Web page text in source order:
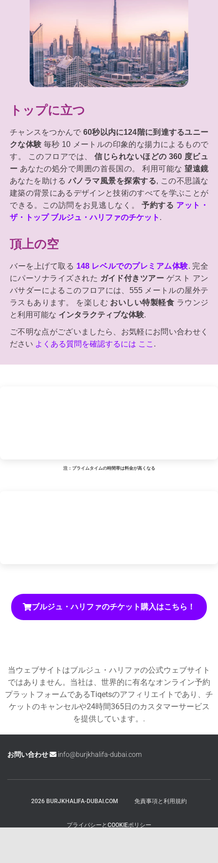
トップに立つ
チャンスをつかんで 60秒以内に124階に到達するユニー
クな体験 毎秒 10 メートルの印象的な揚力によるもので
す。 このフロアでは、信じられないほどの 360 度ビュ
ー あなたの処分で周囲の首長国の。 利用可能な望遠鏡
あなたを助ける パノラマ風景を探索する, この不思議な
建築の背景にあるデザインと技術のすべてを学ぶことが
できる。この訪問をお見逃しなく。 予約する アット・
ザ・トップ ブルジュ・ハリファのチケット .
頂上の空
バーを上げて取る 148 レベルでのプレミアム体験. 完全
にパーソナライズされた ガイド付きツアー ゲスト アン
バサダーによるこのフロアには、555 メートルの屋外テ
ラスもあります。 を楽しむ おいしい特製軽食 ラウンジ
と利用可能な インタラクティブな体験.
ご不明な点がございましたら、お気軽にお問い合わせく
ださい よくある質問を確認するには ここ .
注：プライムタイムの時間帯は料金が高くなる
ブルジュ・ハリファのチケット購入はこちら！
当ウェブサイトはブルジュ・ハリファの公式ウェブサイト
ではありません。当社は、世界的に有名なオンライン予約
プラットフォームであるTiqetsのアフィリエイトであり、チ
ケットのキャンセルや24時間365日のカスタマーサービス
を提供しています。.
お問い合わせ info@burjkhalifa-dubai.com
2026 BURJKHALIFA-DUBAI.COM 免責事項と利用規約
プライバシーとCOOKIEポリシー